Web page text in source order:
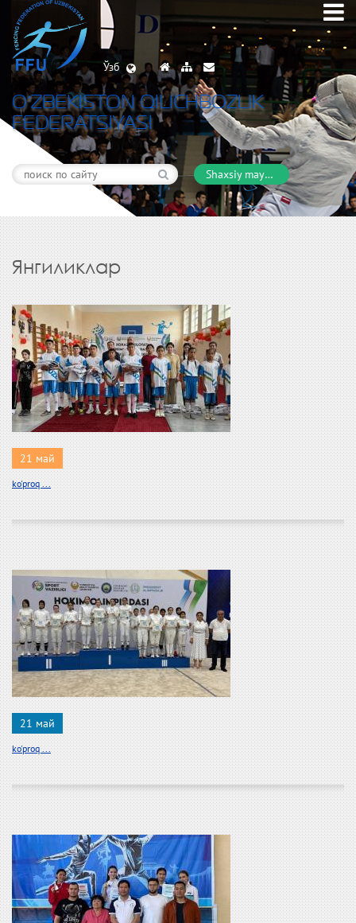
Ўзб
O’ZBEKISTON QILICHBOZLIK
FEDERATSIYASI
Shaxsiy maydon
Янгиликлар
21 май
ko'proq ...
21 май
ko'proq ...